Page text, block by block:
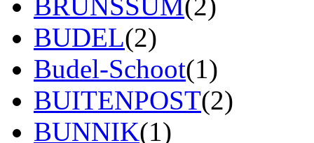
BUDEL(2)
Budel-Schoot(1)
BUITENPOST(2)
BUNNIK(1)